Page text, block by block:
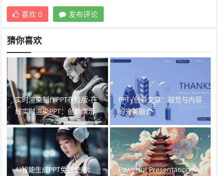
喜欢 0 发布评论
猜你喜欢
实时渲染制作PPT在线版-在
线实时渲染PPT：创新演示
体验
PPT√创意文章：视觉与内容
的完美融合
AI智能生成PPT免费使用：
Powerful Presentation Ma